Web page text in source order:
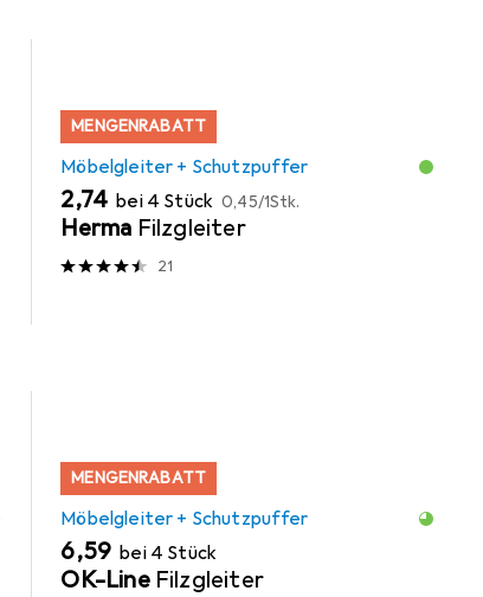
MENGENRABATT
Möbelgleiter + Schutzpuffer
EUR
2,74 bei 4 Stück EUR
0,45/1Stk.
Herma Filzgleiter
21
MENGENRABATT
Möbelgleiter + Schutzpuffer
EUR
6,59 bei 4 Stück
OK-Line Filzgleiter